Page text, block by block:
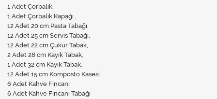
1 Adet Çorbalık,
1 Adet Çorbalık Kapağı ,
12 Adet 20 cm Pasta Tabağı,
12 Adet 25 cm Servis Tabağı,
12 Adet 22 cm Çukur Tabak,
2 Adet 28 cm Kayık Tabak,
1 Adet 32 cm Kayık Tabak,
12 Adet 15 cm Komposto Kasesi
6 Adet Kahve Fincanı
6 Adet Kahve Fincanı Tabağı